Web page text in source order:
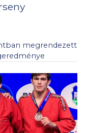
megrendezett